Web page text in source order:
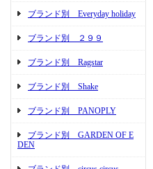
ブランド別 Everyday holiday
ブランド別 ２９９
ブランド別 Ragstar
ブランド別 Shake
ブランド別 PANOPLY
ブランド別 GARDEN OF E
DEN